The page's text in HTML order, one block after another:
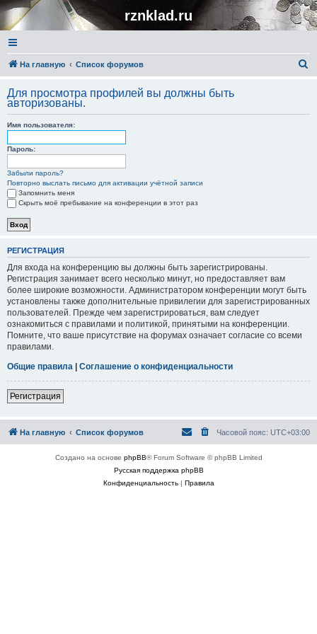
rznklad.ru
На главную Список форумов
с
Для просмотра профилей вы должны быть
авторизованы.
Имя пользователя:
Пароль:
Забыли пароль?
Повторно выслать письмо для активации учётной записи
Запомнить меня
Скрыть моё пребывание на конференции в этот раз
РЕГИСТРАЦИЯ
Для входа на конференцию вы должны быть зарегистрированы.
Регистрация занимает всего несколько минут, но предоставляет вам
более широкие возможности. Администратором конференции могут быть
установлены также дополнительные привилегии для зарегистрированных
пользователей. Прежде чем зарегистрироваться, вам следует
ознакомиться с правилами и политикой, принятыми на конференции.
Помните, что ваше присутствие на форумах означает согласие со всеми
правилами.
Общие правила | Соглашение о конфиденциальности
Регистрация
На главную Список форумов Часовой пояс: UTC+03:00
Создано на основе phpBB® Forum Software © phpBB Limited
Русская поддержка phpBB
Конфиденциальность| Правила